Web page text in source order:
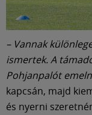
– Vannak
ismertek. A
Pohjanpalót
kapcsán, majd
és nyerni